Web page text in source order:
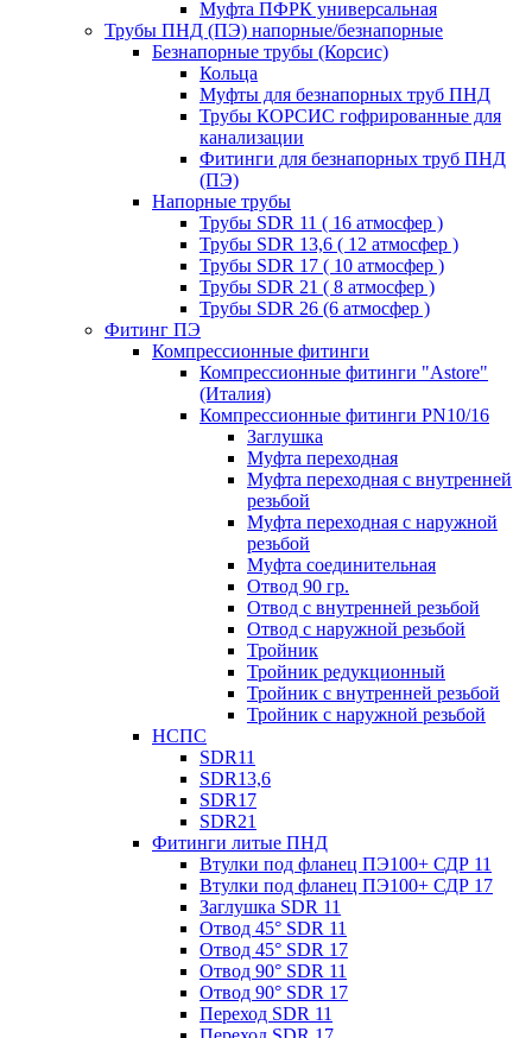
Муфта ПФРК универсальная
Трубы ПНД (ПЭ) напорные/безнапорные
Безнапорные трубы (Корсис)
Кольца
Муфты для безнапорных труб ПНД
Трубы КОРСИС гофрированные для
канализации
Фитинги для безнапорных труб ПНД
(ПЭ)
Напорные трубы
Трубы SDR 11 ( 16 атмосфер )
Трубы SDR 13,6 ( 12 атмосфер )
Трубы SDR 17 ( 10 атмосфер )
Трубы SDR 21 ( 8 атмосфер )
Трубы SDR 26 (6 атмосфер )
Фитинг ПЭ
Компрессионные фитинги
Компрессионные фитинги "Astore"
(Италия)
Компрессионные фитинги PN10/16
Заглушка
Муфта переходная
Муфта переходная с внутренней
резьбой
Муфта переходная с наружной
резьбой
Муфта соединительная
Отвод 90 гр.
Отвод с внутренней резьбой
Отвод с наружной резьбой
Тройник
Тройник редукционный
Тройник с внутренней резьбой
Тройник с наружной резьбой
НСПС
SDR11
SDR13,6
SDR17
SDR21
Фитинги литые ПНД
Втулки под фланец ПЭ100+ СДР 11
Втулки под фланец ПЭ100+ СДР 17
Заглушка SDR 11
Отвод 45° SDR 11
Отвод 45° SDR 17
Отвод 90° SDR 11
Отвод 90° SDR 17
Переход SDR 11